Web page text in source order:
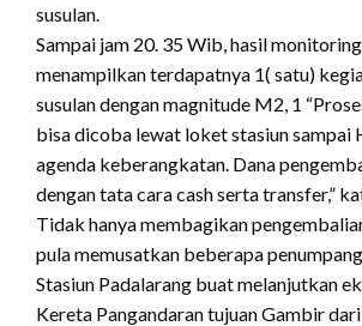
susulan.
Sampai jam 20. 35 Wib, hasil
menampilkan terdapatnya 1( satu)
susulan dengan magnitude M2, 1
bisa dicoba lewat loket stasiun sampai
agenda keberangkatan. Dana
dengan tata cara cash serta transfer,”
Tidak hanya membagikan
pula memusatkan beberapa
Stasiun Padalarang buat melanjutkan
Kereta Pangandaran tujuan Gambir